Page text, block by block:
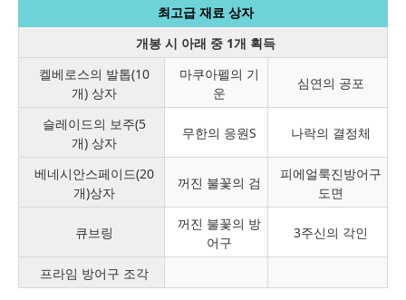
최고급 재료 상자
개봉 시 아래 중 1개 획득
켈베로스의 발톱(10
개) 상자
마쿠아펠의 기
운
심연의 공포
슬레이드의 보주(5
개) 상자
무한의 응원S 나락의 결정체
베네시안스페이드(20
개)상자
꺼진 불꽃의 검
피에얼룩진방어구
도면
큐브링
꺼진 불꽃의 방
어구
3주신의 각인
프라임 방어구 조각